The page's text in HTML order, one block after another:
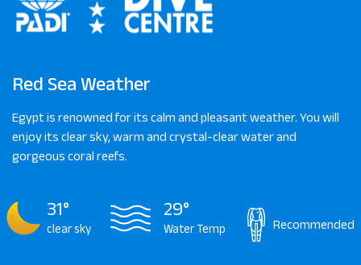
Red Sea Weather
Egypt is renowned for its calm and pleasant weather. You will
enjoy its clear sky, warm and crystal-clear water and
gorgeous coral reefs.
31°
clear sky
29°
Water Temp Recommended